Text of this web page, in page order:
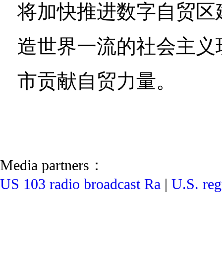
将加快推进数字自贸
造世界一流的社会主
市贡献自贸力量。
Media partners：
US 103 radio broadcast Ra | U.S.